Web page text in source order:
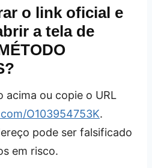
o link oficial e
a tela de
acima ou copie o URL
O103954753K.
pode ser falsificado
em risco.